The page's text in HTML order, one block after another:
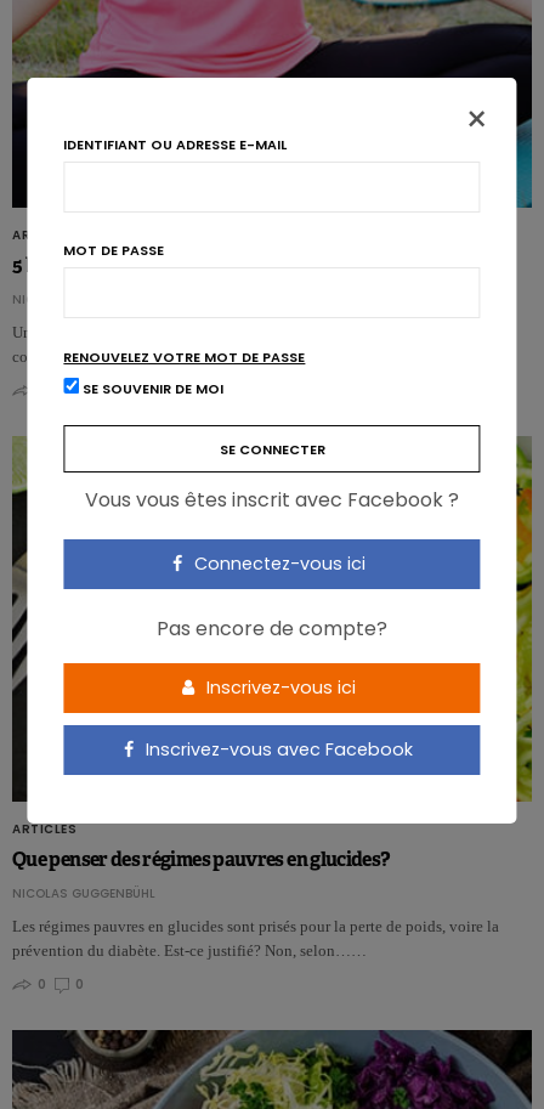
ARTICLES
5 bonnes habitudes pour vivre 10 ans de plus
NICOLAS ROUSSEAU
Une nouvelle étude suggère qu’adopter un mode vie, à l’âge adulte, qui
comporte 5 bonnes habitudes peut prolonger l’espérance……
0
ARTICLES
Que penser des régimes pauvres en glucides?
NICOLAS GUGGENBÜHL
Les régimes pauvres en glucides sont prisés pour la perte de poids, voire la
prévention du diabète. Est-ce justifié? Non, selon……
0
0
×
IDENTIFIANT OU ADRESSE E-MAIL
MOT DE PASSE
RENOUVELEZ VOTRE MOT DE PASSE
SE SOUVENIR DE MOI
Vous vous êtes inscrit avec Facebook ?
Connectez-vous ici
Pas encore de compte?
Inscrivez-vous ici
Inscrivez-vous avec Facebook